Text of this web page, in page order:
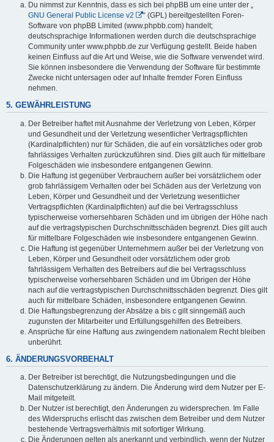
Du nimmst zur Kenntnis, dass es sich bei phpBB um eine unter der „
GNU General Public License v2
“ (GPL) bereitgestellten Foren-
Software von phpBB Limited (www.phpbb.com) handelt;
deutschsprachige Informationen werden durch die deutschsprachige
Community unter www.phpbb.de zur Verfügung gestellt. Beide haben
keinen Einfluss auf die Art und Weise, wie die Software verwendet wird.
Sie können insbesondere die Verwendung der Software für bestimmte
Zwecke nicht untersagen oder auf Inhalte fremder Foren Einfluss
nehmen.
5. GEWÄHRLEISTUNG
Der Betreiber haftet mit Ausnahme der Verletzung von Leben, Körper
und Gesundheit und der Verletzung wesentlicher Vertragspflichten
(Kardinalpflichten) nur für Schäden, die auf ein vorsätzliches oder grob
fahrlässiges Verhalten zurückzuführen sind. Dies gilt auch für mittelbare
Folgeschäden wie insbesondere entgangenen Gewinn.
Die Haftung ist gegenüber Verbrauchern außer bei vorsätzlichem oder
grob fahrlässigem Verhalten oder bei Schäden aus der Verletzung von
Leben, Körper und Gesundheit und der Verletzung wesentlicher
Vertragspflichten (Kardinalpflichten) auf die bei Vertragsschluss
typischerweise vorhersehbaren Schäden und im übrigen der Höhe nach
auf die vertragstypischen Durchschnittsschäden begrenzt. Dies gilt auch
für mittelbare Folgeschäden wie insbesondere entgangenen Gewinn.
Die Haftung ist gegenüber Unternehmern außer bei der Verletzung von
Leben, Körper und Gesundheit oder vorsätzlichem oder grob
fahrlässigem Verhalten des Betreibers auf die bei Vertragsschluss
typischerweise vorhersehbaren Schäden und im Übrigen der Höhe
nach auf die vertragstypischen Durchschnittsschäden begrenzt. Dies gilt
auch für mittelbare Schäden, insbesondere entgangenen Gewinn.
Die Haftungsbegrenzung der Absätze a bis c gilt sinngemäß auch
zugunsten der Mitarbeiter und Erfüllungsgehilfen des Betreibers.
Ansprüche für eine Haftung aus zwingendem nationalem Recht bleiben
unberührt.
6. ÄNDERUNGSVORBEHALT
Der Betreiber ist berechtigt, die Nutzungsbedingungen und die
Datenschutzerklärung zu ändern. Die Änderung wird dem Nutzer per E-
Mail mitgeteilt.
Der Nutzer ist berechtigt, den Änderungen zu widersprechen. Im Falle
des Widerspruchs erlischt das zwischen dem Betreiber und dem Nutzer
bestehende Vertragsverhältnis mit sofortiger Wirkung.
Die Änderungen gelten als anerkannt und verbindlich, wenn der Nutzer